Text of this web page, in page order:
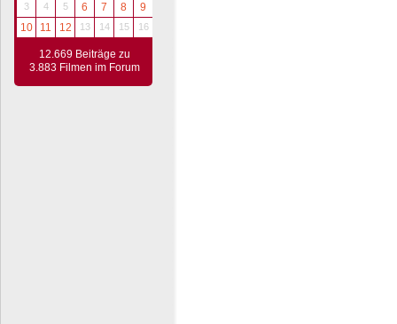
3
4 5 6 7 8
9
10
11 12 13 14 15 16
12.669 Beiträge zu
3.883 Filmen im Forum